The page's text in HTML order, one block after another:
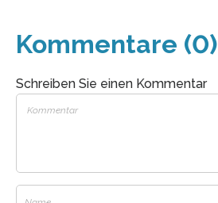
Kommentare (0)
Schreiben Sie einen Kommentar